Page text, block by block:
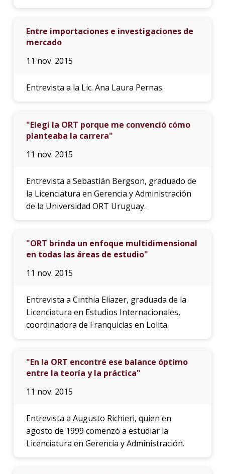
Entre importaciones e investigaciones de
mercado
11 nov. 2015
Entrevista a la Lic. Ana Laura Pernas.
"Elegí la ORT porque me convenció cómo
planteaba la carrera"
11 nov. 2015
Entrevista a Sebastián Bergson, graduado de
la Licenciatura en Gerencia y Administración
de la Universidad ORT Uruguay.
"ORT brinda un enfoque multidimensional
en todas las áreas de estudio"
11 nov. 2015
Entrevista a Cinthia Eliazer, graduada de la
Licenciatura en Estudios Internacionales,
coordinadora de Franquicias en Lolita.
"En la ORT encontré ese balance óptimo
entre la teoría y la práctica"
11 nov. 2015
Entrevista a Augusto Richieri, quien en
agosto de 1999 comenzó a estudiar la
Licenciatura en Gerencia y Administración.